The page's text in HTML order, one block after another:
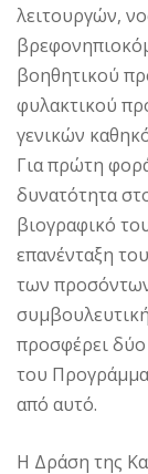
λειτουργών,
βοηθητικού
φυλακτικού
γενικών
Για πρώτη
δυνατότητα
βιογραφικό
επανένταξη
των προσόντων
προσφέρει
του
από αυτό.
Η Δράση της